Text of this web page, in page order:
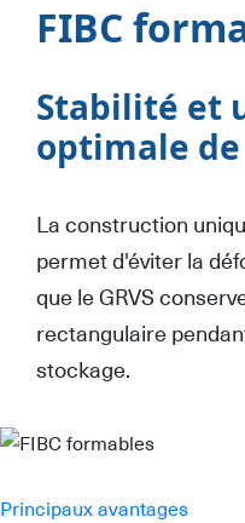
FIBC
Stabilité et
optimale
La construction
permet d'éviter la
que le GRVS
rectangulaire
stockage.
Principaux avantages